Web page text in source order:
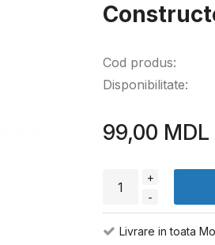
Cod produs:
Disponibilitate:
99,00 MDL
+
-
Livrare in toata